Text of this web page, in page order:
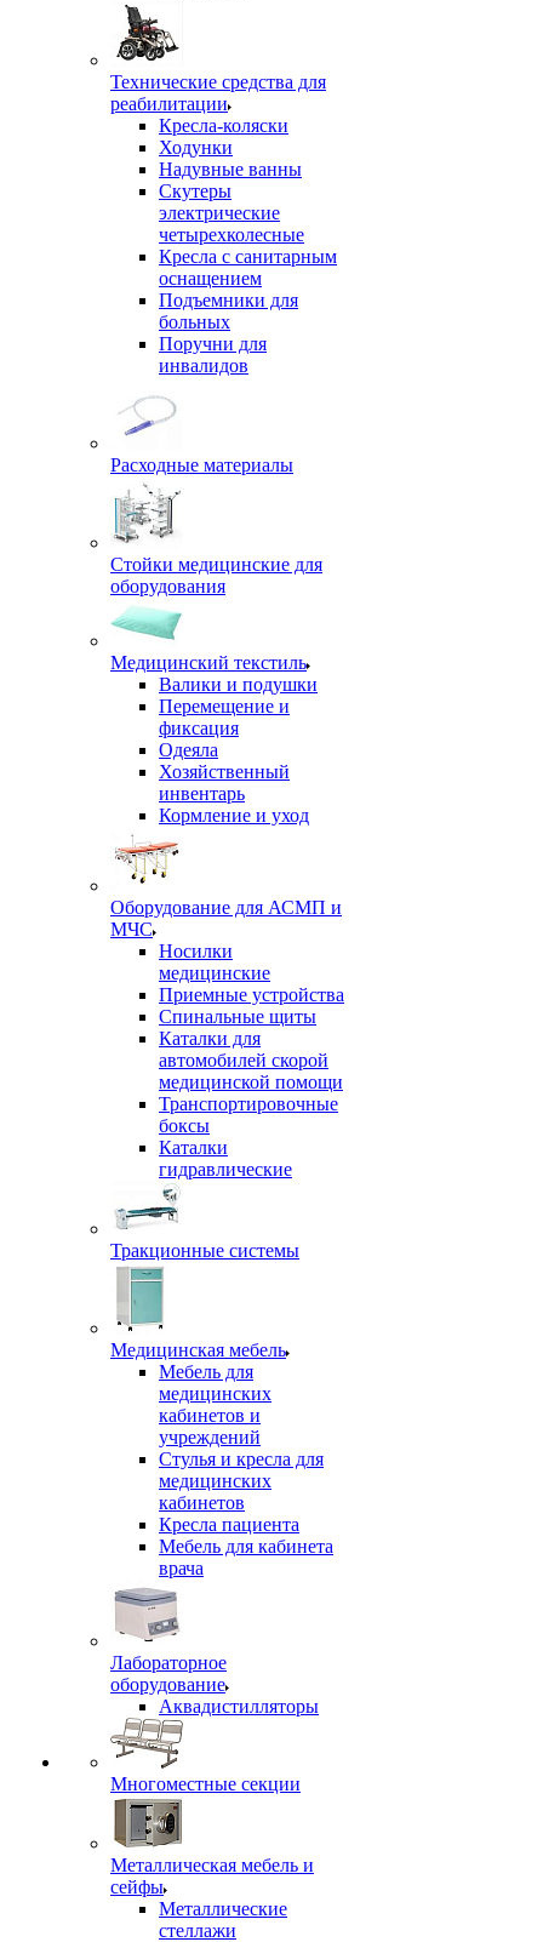
Технические средства для
реабилитации
Кресла-коляски
Ходунки
Надувные ванны
Скутеры
электрические
четырехколесные
Кресла с санитарным
оснащением
Подъемники для
больных
Поручни для
инвалидов
Расходные материалы
Стойки медицинские для
оборудования
Медицинский текстиль
Валики и подушки
Перемещение и
фиксация
Одеяла
Хозяйственный
инвентарь
Кормление и уход
Оборудование для АСМП и
МЧС
Носилки
медицинские
Приемные устройства
Спинальные щиты
Каталки для
автомобилей скорой
медицинской помощи
Транспортировочные
боксы
Каталки
гидравлические
Тракционные системы
Медицинская мебель
Мебель для
медицинских
кабинетов и
учреждений
Стулья и кресла для
медицинских
кабинетов
Кресла пациента
Мебель для кабинета
врача
Лабораторное
оборудование
Аквадистилляторы
Многоместные секции
Металлическая мебель и
сейфы
Металлические
стеллажи